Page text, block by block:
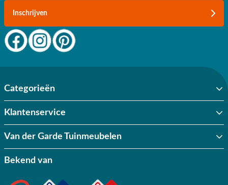
Inschrijven
Categorieën
Klantenservice
Van der Garde Tuinmeubelen
Bekend van